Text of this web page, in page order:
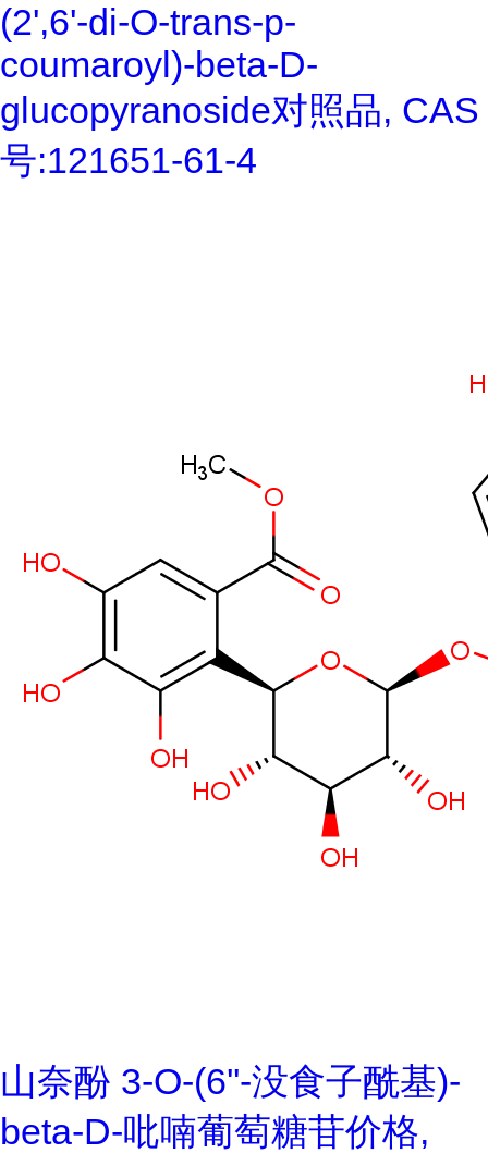
(2',6'-di-O-trans-p-
coumaroyl)-beta-D-
glucopyranoside对照品, CAS
号:121651-61-4
山奈酚 3-O-(6''-没食子酰基)-
beta-D-吡喃葡萄糖苷价格,